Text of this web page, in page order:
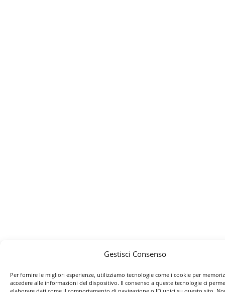
Gestisci Consenso
Per fornire le migliori esperienze, utilizziamo tecnologie come i cookie per
accedere alle informazioni del dispositivo. Il consenso a queste tecnologie ci